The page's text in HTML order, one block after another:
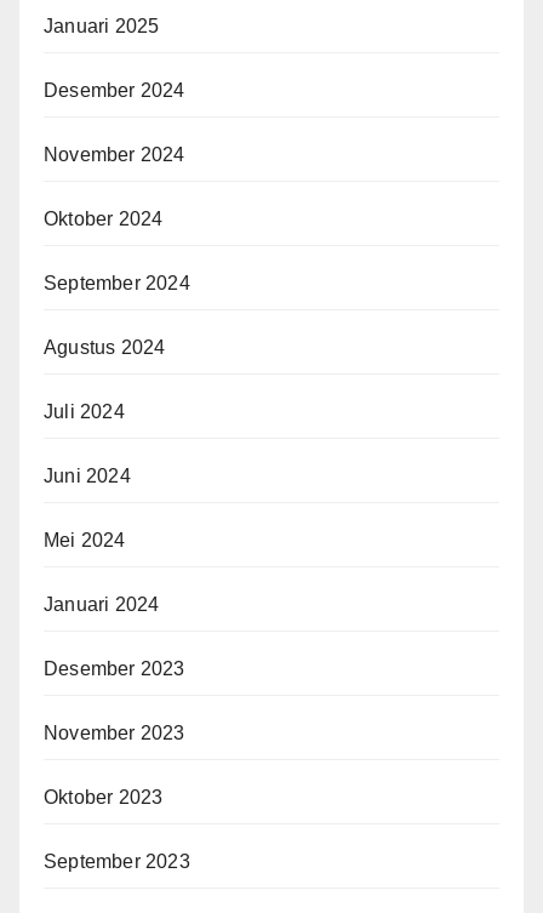
Januari 2025
Desember 2024
November 2024
Oktober 2024
September 2024
Agustus 2024
Juli 2024
Juni 2024
Mei 2024
Januari 2024
Desember 2023
November 2023
Oktober 2023
September 2023